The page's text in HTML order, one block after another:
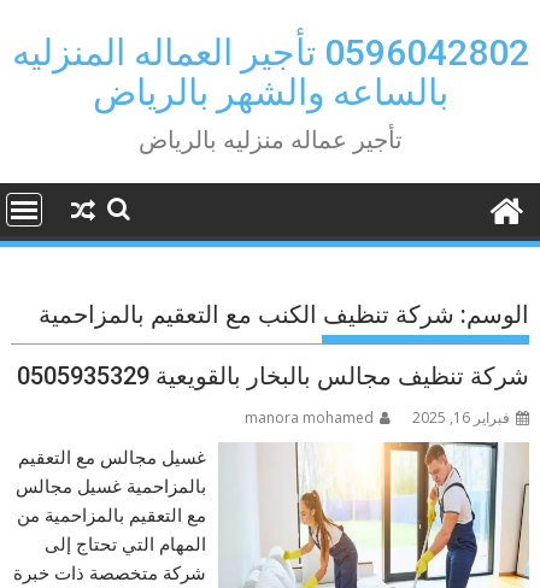
to
content
0596042802 تأجير العماله المنزليه
بالساعه والشهر بالرياض
تأجير عماله منزليه بالرياض
الوسم: شركة تنظيف الكنب مع التعقيم بالمزاحمية
شركة تنظيف مجالس بالبخار بالقويعية 0505935329
فبراير 16, 2025 manora mohamed
غسيل مجالس مع التعقيم
بالمزاحمية غسيل مجالس
مع التعقيم بالمزاحمية من
المهام التي تحتاج إلى
شركة متخصصة ذات خبرة